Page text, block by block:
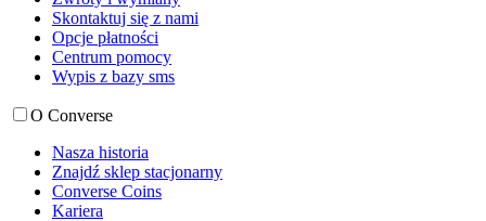
Skontaktuj się z nami
Opcje płatności
Centrum pomocy
Wypis z bazy sms
O Converse
Nasza historia
Znajdź sklep stacjonarny
Converse Coins
Kariera